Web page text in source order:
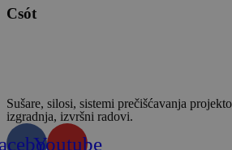
Csót
Sušare, silosi, sistemi prečišćavanja
izgradnja, izvršni radovi.
Youtube